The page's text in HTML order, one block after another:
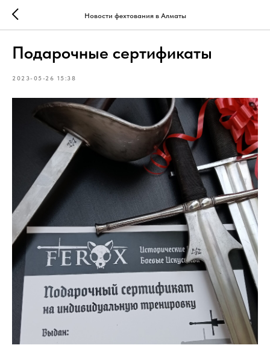
Новости фехтования в Алматы
Подарочные сертификаты
2023-05-26 15:38